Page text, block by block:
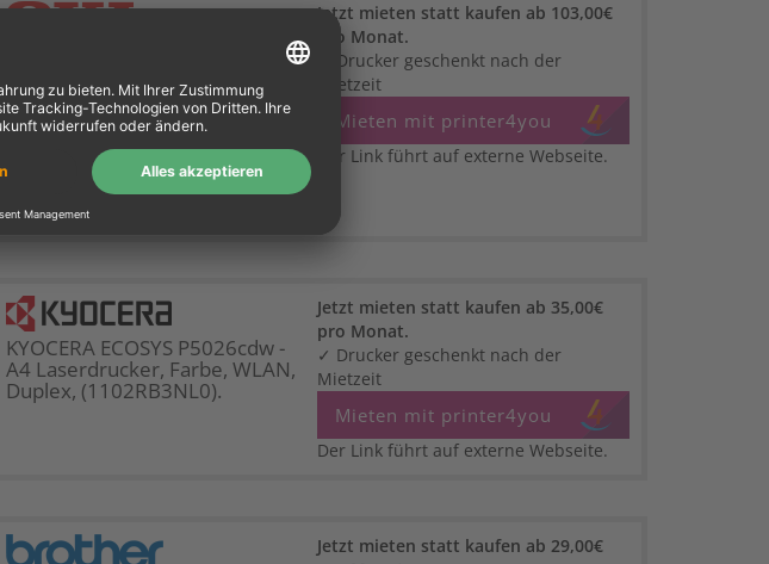
kopieren, scannen, faxen,
Farbe, Duplex, (45376014).
Jetzt mieten statt kaufen ab 103,00€
pro Monat.
✓ Drucker geschenkt nach der
Mietzeit
Mieten mit printer4you
Der Link führt auf externe Webseite.
KYOCERA ECOSYS P5026cdw -
A4 Laserdrucker, Farbe, WLAN,
Duplex, (1102RB3NL0).
Jetzt mieten statt kaufen ab 35,00€
pro Monat.
✓ Drucker geschenkt nach der
Mietzeit
Mieten mit printer4you
Der Link führt auf externe Webseite.
Jetzt mieten statt kaufen ab 29,00€